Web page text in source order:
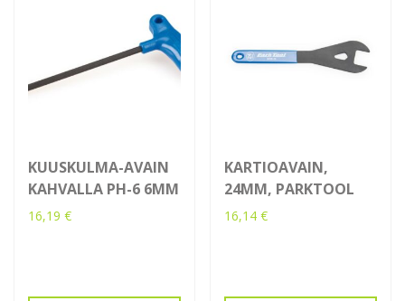
KUUSKULMA-AVAIN
KAHVALLA PH-6 6MM
16,19 €
KARTIOAVAIN,
24MM, PARKTOOL
16,14€